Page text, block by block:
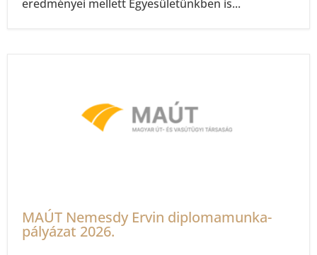
eredményei mellett Egyesületünkben is...
MAÚT Nemesdy Ervin diplomamunka-
pályázat 2026.